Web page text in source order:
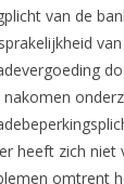
van de
nakomen
heeft zich niet
omtrent